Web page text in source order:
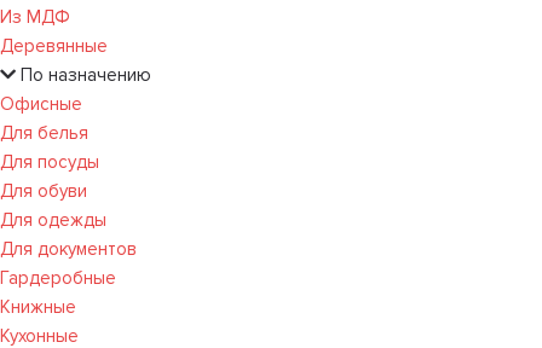
Из МДФ
Деревянные
По назначению
Офисные
Для белья
Для посуды
Для обуви
Для одежды
Для документов
Гардеробные
Книжные
Кухонные